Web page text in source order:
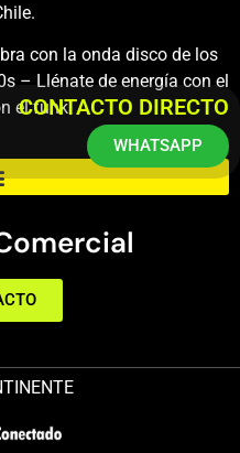
con la onda disco de los
– Llénate de energía con el
el funk.
CONTACTO DIRECTO
WHATSAPP